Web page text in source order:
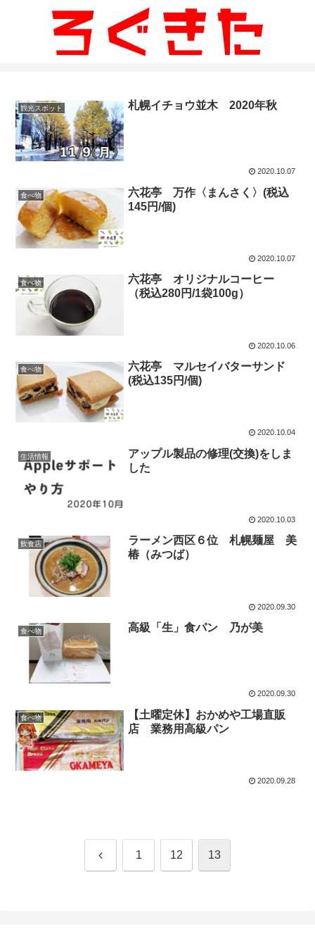
観光スポット 札幌イチョウ並木 2020年秋
2020.10.07
食べ物
六花亭 万作〈まんさく〉(税込
145円/個)
2020.10.07
食べ物
六花亭 オリジナルコーヒー
（税込280円/1袋100g）
2020.10.06
食べ物
六花亭 マルセイバターサンド
(税込135円/個)
2020.10.04
生活情報
アップル製品の修理(交換)をしま
した
2020.10.03
飲食店
ラーメン西区６位 札幌麺屋 美
椿（みつば）
2020.09.30
食べ物 高級「生」食パン 乃が美
2020.09.30
食べ物
【土曜定休】おかめや工場直販
店 業務用高級パン
2020.09.28
前 1 12 13